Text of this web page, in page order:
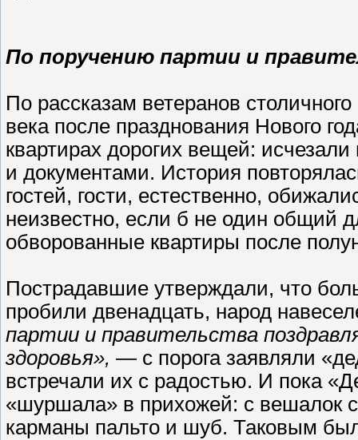
По поручению партии и
По рассказам ветеранов
века после празднования Нового
квартирах дорогих вещей:
и документами. История
гостей, гости, естественно,
неизвестно, если б не один общий
обворованные квартиры после
Пострадавшие утверждали, что
пробили двенадцать, народ
партии и правительства
здоровья», — с порога заявляли
встречали их с радостью. И пока
«шуршала» в прихожей: с вешалок
карманы пальто и шуб. Таковым